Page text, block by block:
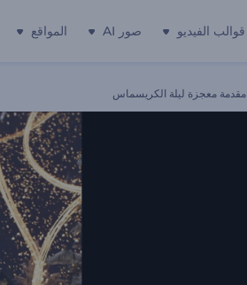
قوالب الفيديو صور AI المواقع
مقدمة معجزة ليلة الكريسماس